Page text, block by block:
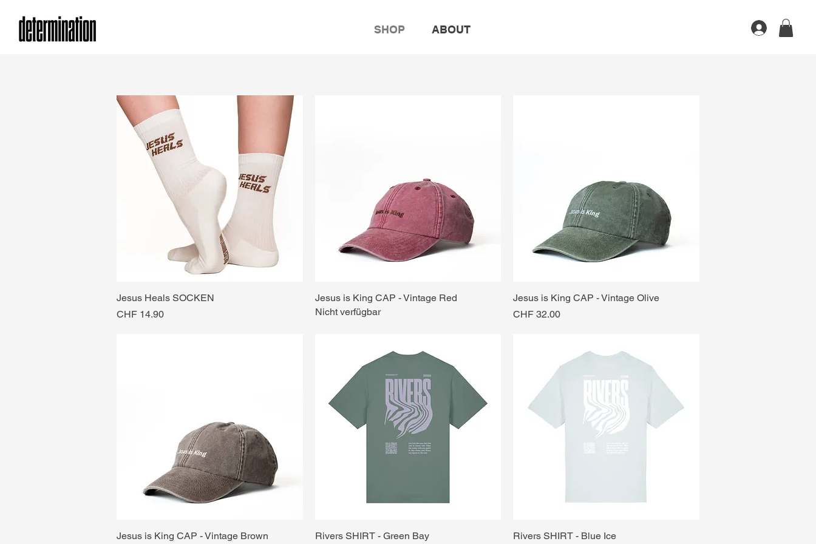
SHOP ABOUT
Jesus Heals SOCKEN
Preis
CHF 14.90
Jesus is King CAP - Vintage Red
Nicht verfügbar
Jesus is King CAP - Vintage Olive
Preis
CHF 32.00
Jesus is King CAP - Vintage Brown Rivers SHIRT - Green Bay Rivers SHIRT - Blue Ice